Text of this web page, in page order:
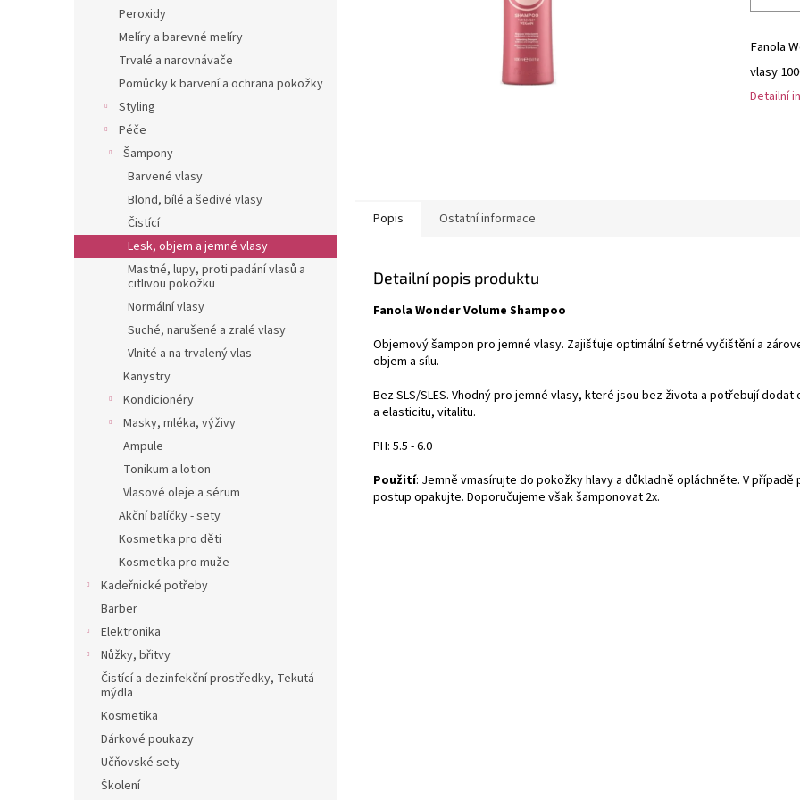
Peroxidy
Melíry a barevné melíry
Trvalé a narovnávače
Pomůcky k barvení a ochrana pokožky
Styling
Péče
Šampony
Barvené vlasy
Blond, bílé a šedivé vlasy
Čistící
Lesk, objem a jemné vlasy
Mastné, lupy, proti padání vlasů a
citlivou pokožku
Normální vlasy
Suché, narušené a zralé vlasy
Vlnité a na trvalený vlas
Kanystry
Kondicionéry
Masky, mléka, výživy
Ampule
Tonikum a lotion
Vlasové oleje a sérum
Akční balíčky - sety
Kosmetika pro děti
Kosmetika pro muže
Kadeřnické potřeby
Barber
Elektronika
Nůžky, břitvy
Čistící a dezinfekční prostředky, Tekutá
mýdla
Kosmetika
Dárkové poukazy
Učňovské sety
Školení
Fanola
vlasy
Detailní
Popis Ostatní informace
Detailní popis produktu
Fanola Wonder Volume Shampoo
Objemový šampon pro jemné vlasy. Zajišťuje optimální šetrné vyčištění a
objem a sílu.
Bez SLS/SLES. Vhodný pro jemné vlasy, které jsou bez života a potřebují dodat
a elasticitu, vitalitu.
PH: 5.5 - 6.0
Použití: Jemně vmasírujte do pokožky hlavy a důkladně opláchněte. V
postup opakujte. Doporučujeme však šamponovat 2x.